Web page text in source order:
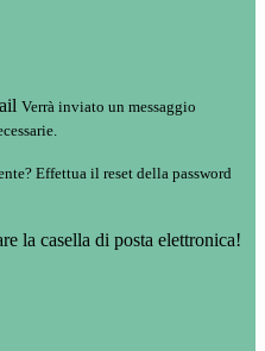
Verrà inviato un messaggio
Effettua il reset della password
la casella di posta elettronica!